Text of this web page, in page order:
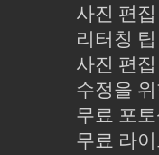
사진 편
리터칭 팁
사진 편
수정을
무료 포
무료 라